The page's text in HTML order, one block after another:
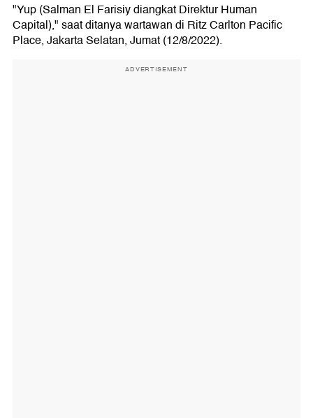
"Yup (Salman El Farisiy diangkat Direktur Human
Capital)," saat ditanya wartawan di Ritz Carlton Pacific
Place, Jakarta Selatan, Jumat (12/8/2022).
ADVERTISEMENT